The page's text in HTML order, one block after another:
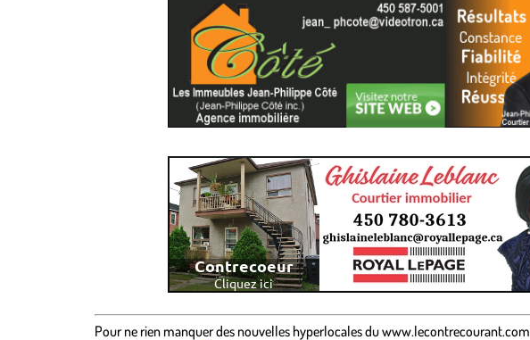
Pour ne rien manquer des nouvelles hyperlocalesduwww.lecontrecourant.com